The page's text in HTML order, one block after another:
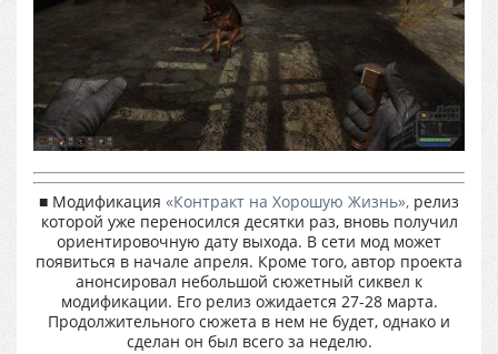
■ Модификация «Контракт на Хорошую Жизнь», релиз
которой уже переносился десятки раз, вновь получил
ориентировочную дату выхода. В сети мод может
появиться в начале апреля. Кроме того, автор проекта
анонсировал небольшой сюжетный сиквел к
модификации. Его релиз ожидается 27-28 марта.
Продолжительного сюжета в нем не будет, однако и
сделан он был всего за неделю.